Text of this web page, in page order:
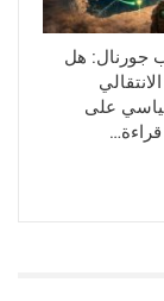
عوامل القوة
المعركة في
جورنال: هل
على